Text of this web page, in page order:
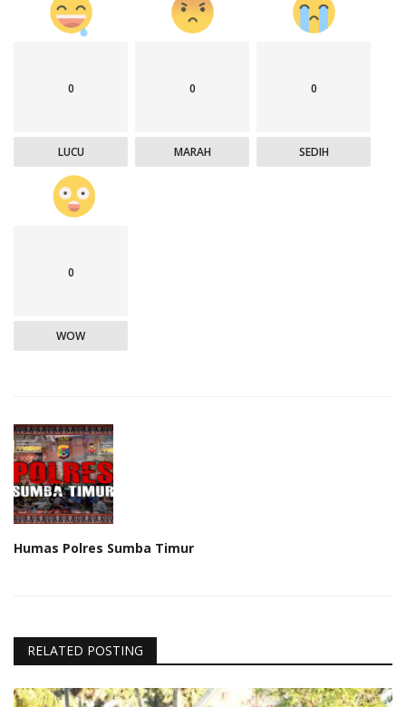
0
LUCU
0
MARAH
0
SEDIH
0
WOW
Humas Polres Sumba Timur
RELATED POSTING